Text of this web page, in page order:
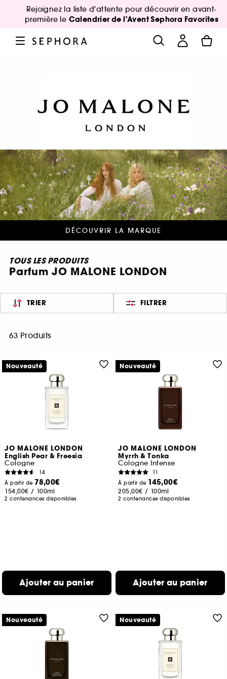
Rejoignez la liste d'attente pour découvrir en avant-
première le Calendrier de l'Avent Sephora Favorites
DÉCOUVRIR LA MARQUE
TOUS LES PRODUITS
Parfum JO MALONE LONDON
TRIER FILTRER
63 Produits
JO MALONE LONDON
English Pear & Freesia
Cologne
14
À partir de 78,00€
154,00€ / 100ml
2 contenances disponibles
Ajouter au panier
Nouveauté
JO MALONE LONDON
Myrrh & Tonka
Cologne Intense
11
À partir de 145,00€
205,00€ / 100ml
2 contenances disponibles
Ajouter au panier
Nouveauté
Nouveauté Nouveauté